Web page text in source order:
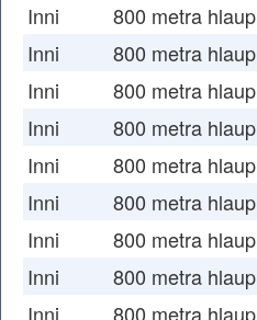
Inni
800 metra hlaup
Inni
800 metra hlaup
Inni
800 metra hlaup
Inni
800 metra hlaup
Inni
800 metra hlaup
Inni
800 metra hlaup
Inni
800 metra hlaup
Inni
800 metra hlaup
Inni
800 metra hlaup